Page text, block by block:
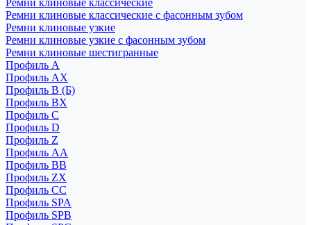
Ремни клиновые классические
Ремни клиновые классические с фасонным зубом
Ремни клиновые узкие
Ремни клиновые узкие с фасонным зубом
Ремни клиновые шестигранные
Профиль A
Профиль AX
Профиль B (Б)
Профиль BX
Профиль C
Профиль D
Профиль Z
Профиль АА
Профиль BB
Профиль ZX
Профиль CC
Профиль SPA
Профиль SPB